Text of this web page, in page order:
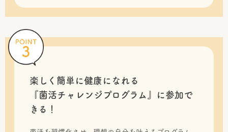
楽しく簡単に健康になれる
『菌活チャレンジプログラム』に 参加で
きる！